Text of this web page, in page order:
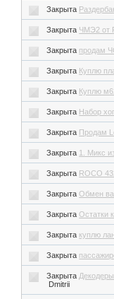
Закрыта
Закрыта ЧМЭ2 от
Закрыта продам
Закрыта Куплю
Закрыта Куплю
Закрыта Набор
Закрыта Продам
Закрыта 1. Микс
Закрыта ROCO
ЗакрытаОбмен
ЗакрытаОстатки
Закрыта куплю
Закрыта
Закрыта
Dmitrii